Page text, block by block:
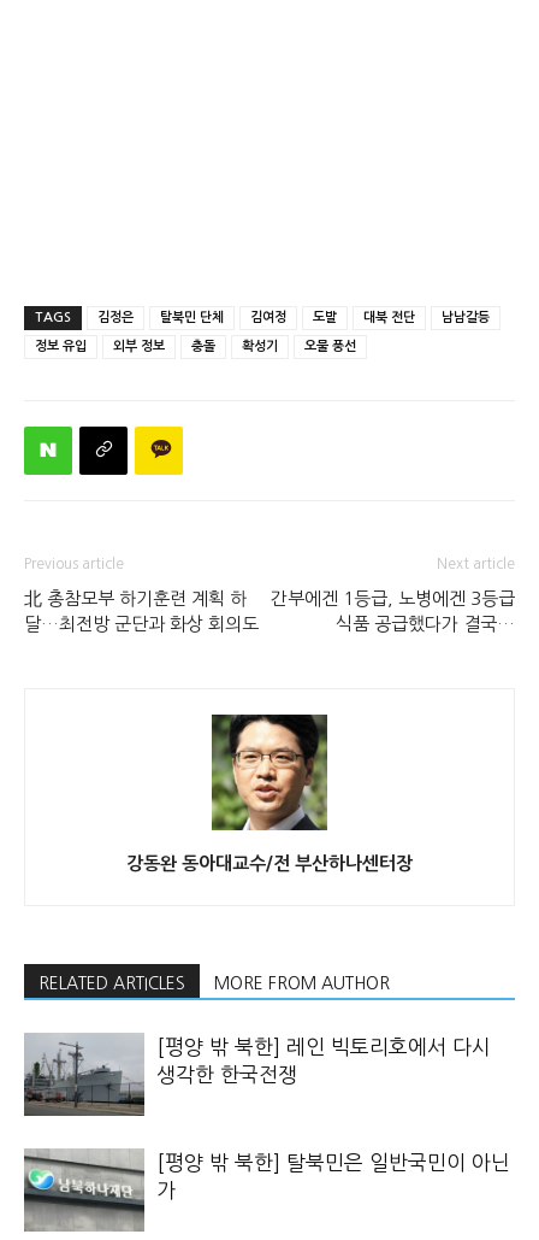
TAGS 김정은 탈북민 단체 김여정 도발 대북 전단 남남갈등
정보 유입 외부 정보 충돌 확성기 오물 풍선
Previous article
北 총참모부 하기훈련 계획 하
달…최전방 군단과 화상 회의도
Next article
간부에겐 1등급, 노병에겐 3등급
식품 공급했다가 결국…
강동완 동아대교수/전 부산하나센터장
RELATED ARTICLES MORE FROM AUTHOR
[평양 밖 북한] 레인 빅토리호에서 다시
생각한 한국전쟁
[평양 밖 북한] 탈북민은 일반국민이 아닌
가